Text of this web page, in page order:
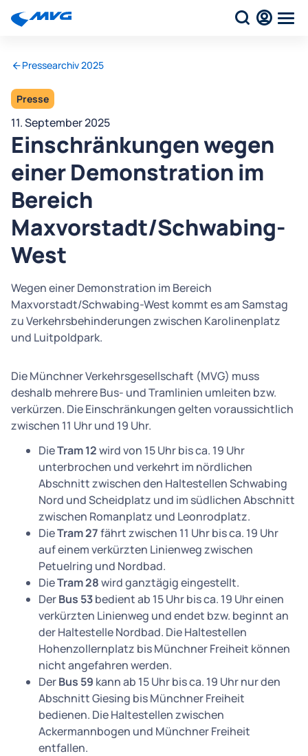
Pressearchiv 2025
Presse
11. September 2025
Einschränkungen wegen
einer Demonstration im
Bereich
Maxvorstadt/Schwabing-
West
Wegen einer Demonstration im Bereich
Maxvorstadt/Schwabing-West kommt es am Samstag
zu Verkehrsbehinderungen zwischen Karolinenplatz
und Luitpoldpark.
Die Münchner Verkehrsgesellschaft (MVG) muss
deshalb mehrere Bus- und Tramlinien umleiten bzw.
verkürzen. Die Einschränkungen gelten voraussichtlich
zwischen 11 Uhr und 19 Uhr.
DieTram 12wird von 15 Uhr bis ca. 19 Uhr
unterbrochen und verkehrt im nördlichen
Abschnitt zwischen den Haltestellen Schwabing
Nord und Scheidplatz und im südlichen Abschnitt
zwischen Romanplatz und Leonrodplatz.
DieTram 27fährt zwischen 11 Uhr bis ca. 19 Uhr
auf einem verkürzten Linienweg zwischen
Petuelring und Nordbad.
DieTram 28wird ganztägig eingestellt.
DerBus 53bedient ab 15 Uhr bis ca. 19 Uhr einen
verkürzten Linienweg und endet bzw. beginnt an
der Haltestelle Nordbad. Die Haltestellen
Hohenzollernplatz bis Münchner Freiheit können
nicht angefahren werden.
DerBus 59 kann ab 15 Uhr bis ca. 19 Uhr nur den
Abschnitt Giesing bis Münchner Freiheit
bedienen. Die Haltestellen zwischen
Ackermannbogen und Münchner Freiheit
entfallen.